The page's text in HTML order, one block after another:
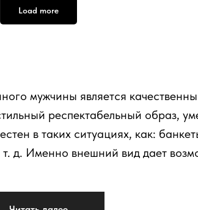
Load more
мужчины является
респектабельный образ,
в таких ситуациях, как:
д. Именно внешний вид дает